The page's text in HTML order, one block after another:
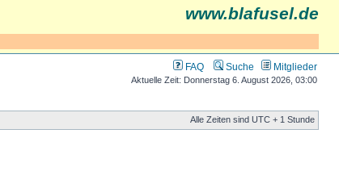
www.blafusel.de
FAQ Suche Mitglieder
Aktuelle Zeit: Donnerstag 6. August 2026, 03:00
Alle Zeiten sind UTC + 1 Stunde